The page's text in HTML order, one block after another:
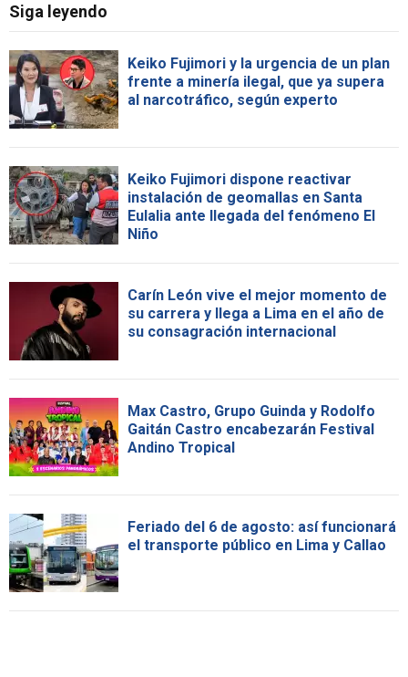
Siga leyendo
Keiko Fujimori y la urgencia de un plan
frente a minería ilegal, que ya supera
al narcotráfico, según experto
Keiko Fujimori dispone reactivar
instalación de geomallas en Santa
Eulalia ante llegada del fenómeno El
Niño
Carín León vive el mejor momento de
su carrera y llega a Lima en el año de
su consagración internacional
Max Castro, Grupo Guinda y Rodolfo
Gaitán Castro encabezarán Festival
Andino Tropical
Feriado del 6 de agosto: así funcionará
el transporte público en Lima y Callao